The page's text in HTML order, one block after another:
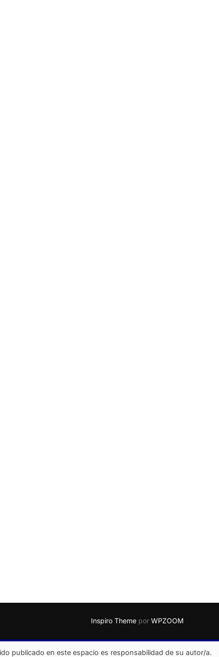
Inspiro Theme por WPZOOM
publicado en este espacio es responsabilidad de su autor/a.